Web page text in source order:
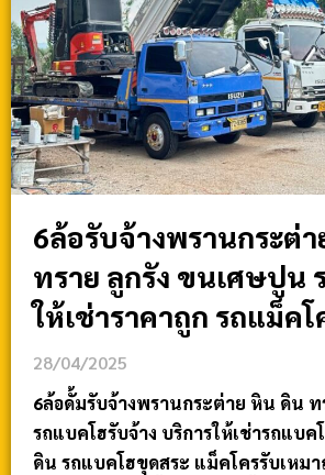
6ล้อรับจ้างพรานกระต่
ทราย ลูกรัง ขนเศษปูน
ให้เช่าราคาถูก รถแม็ค
28/04/2025
6ล้อดั้มรับจ้างพรานกระต่าย หิน ดิน ท
รถแบคโฮรับจ้าง บริการให้เช่ารถแบ
ดิน รถแบคโฮขุดสระ แม็คโครรับเหม